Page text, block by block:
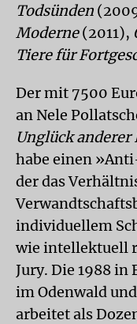
Todsünden
Moderne(2011),
Tiere für
Der mit 7500
an Nele
Unglück anderer
habe einen
der das
individuellem
wie intellektuell
Jury. Die 1988
im Odenwald
arbeitet als